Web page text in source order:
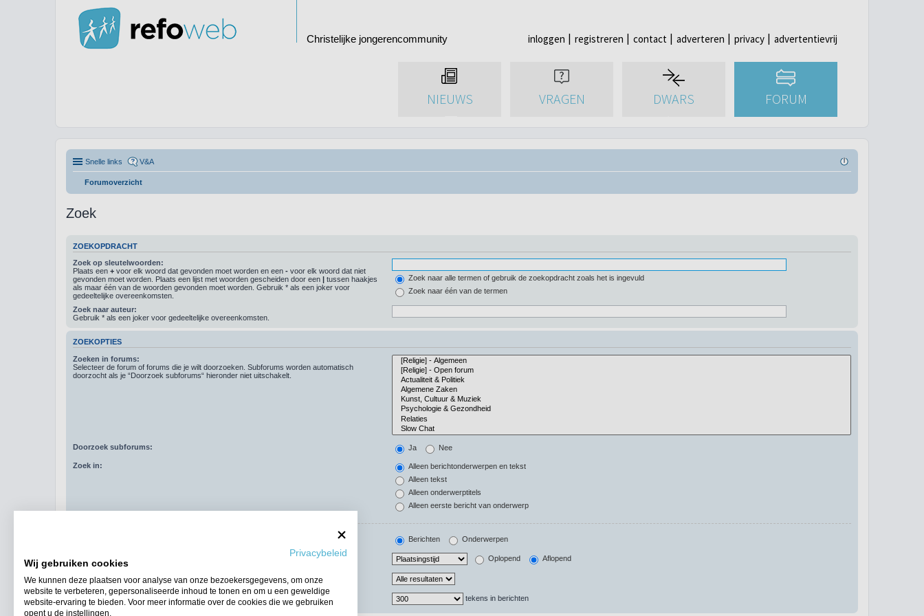
Christelijke jongerencommunity inloggen registreren contact adverteren privacy advertentievrij
NIEUWS VRAGEN DWARS FORUM
Snelle links V&A
Forumoverzicht
Zoek
ZOEKOPDRACHT
Zoek op sleutelwoorden:
Plaats een + voor elk woord dat gevonden moet worden en een - voor elk woord dat niet
gevonden moet worden. Plaats een lijst met woorden gescheiden door een | tussen haakjes
als maar één van de woorden gevonden moet worden. Gebruik * als een joker voor
gedeeltelijke overeenkomsten.
Zoek naar alle termen of gebruik de zoekopdracht zoals het is ingevuld
Zoek naar één van de termen
Zoek naar auteur:
Gebruik * als een joker voor gedeeltelijke overeenkomsten.
ZOEKOPTIES
Zoeken in forums:
Selecteer de forum of forums die je wilt doorzoeken. Subforums worden automatisch
doorzocht als je “Doorzoek subforums“ hieronder niet uitschakelt.
Doorzoek subforums: Ja Nee
Zoek in:
Alleen berichtonderwerpen en tekst
Alleen tekst
Alleen onderwerptitels
Alleen eerste bericht van onderwerp
Berichten Onderwerpen
Oplopend Aflopend
Zoek in berichten van afgelopen:
Geef eerste: tekens in berichten
Privacybeleid
Wij gebruiken cookies
We kunnen deze plaatsen voor analyse van onze bezoekersgegevens, om onze
website te verbeteren, gepersonaliseerde inhoud te tonen en om u een geweldige
website-ervaring te bieden. Voor meer informatie over de cookies die we gebruiken
opent u de instellingen.